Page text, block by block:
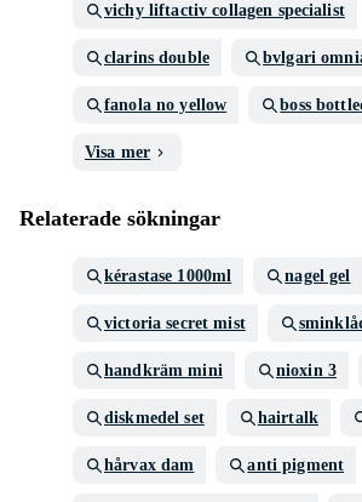
vichy liftactiv collagen specialist
clarins double bvlgari
fanola no yellow boss
Visa mer
Relaterade sökningar
kérastase 1000ml nagel gel
victoria secret mist
handkräm mini nioxin 3
diskmedel set hairtalk
hårvax dam anti pigment